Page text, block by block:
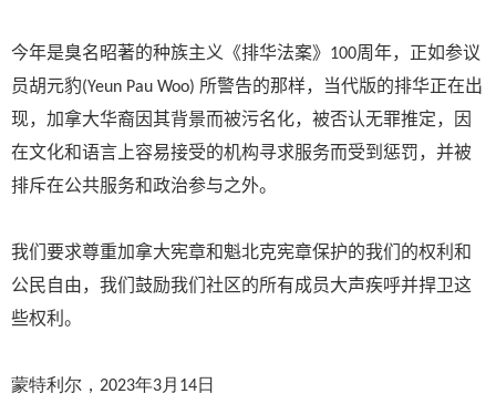
今年是臭名昭著的种族主义《排华法案》 100周年，正如参议
员胡元豹(Yeun Pau Woo) 所警告的那样，当代版的排华正在出
现，加拿大华裔因其背景而被污名化，被否认无罪推定，因
在文化和语言上容易接受的机构寻求服务而受到惩罚，并被
排斥在公共服务和政治参与之外。
我们要求尊重加拿大宪章和魁北克宪章保护的我们的权利和
公民自由，我们鼓励我们社区的所有成员大声疾呼并捍卫这
些权利。
蒙特利尔，2023年3月 14日